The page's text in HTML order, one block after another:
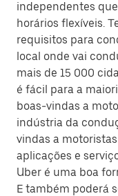
independentes
horários flexíveis.
requisitos para
local onde vai
mais de 15 000
é fácil para a
boas-vindas a
indústria da
vindas a
aplicações e
Uber é uma boa
E também poderá